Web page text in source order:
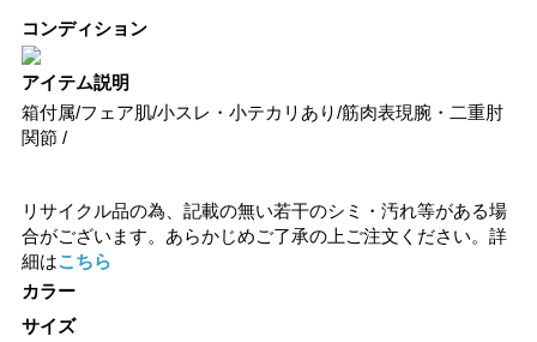
コンディション
アイテム説明
箱付属/フェア肌/小スレ・小テカリあり/筋肉表現腕・二重肘
関節 /
リサイクル品の為、記載の無い若干のシミ・汚れ等がある場
合がございます。あらかじめご了承の上ご注文ください。詳
細はこちら
カラー
サイズ